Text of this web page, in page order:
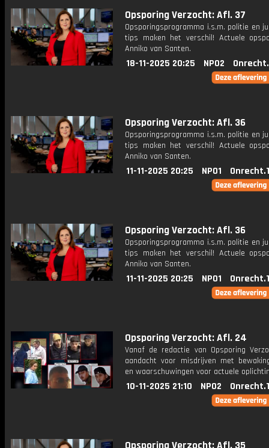
Opsporing Verzocht: Afl. 37
Opsporingsprogramma i.s.m. politie en
tips maken het verschil! Actuele
Anniko van Santen.
18-11-2025 20:25 NPO2
Opsporing Verzocht: Afl. 36
Opsporingsprogramma i.s.m. politie en
tips maken het verschil! Actuele
Anniko van Santen.
11-11-2025 20:25 NPO1
Opsporing Verzocht: Afl. 36
Opsporingsprogramma i.s.m. politie en
tips maken het verschil! Actuele
Anniko van Santen.
11-11-2025 20:25 NPO1
Opsporing Verzocht: Afl. 24
Vanaf de redactie van Opsporing
aandacht voor misdrijven met
en waarschuwingen voor actuele
10-11-2025 21:10 NPO2